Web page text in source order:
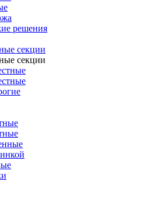
решения
секции
секции